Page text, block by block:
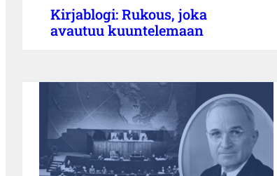
Kirjablogi: Rukous, joka
avautuu kuuntelemaan